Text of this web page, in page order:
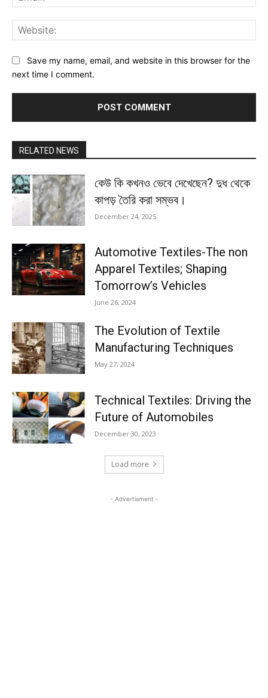
Save my name, email, and website in this browser for the
next time I comment.
RELATED NEWS
কেউ কি কখনও ভেবে দেখেছেন? দুধ থেকে
কাপড় তৈরি করা সম্ভব।
December 24, 2025
Automotive Textiles-The non
Apparel Textiles; Shaping
Tomorrow’s Vehicles
June 26, 2024
The Evolution of Textile
Manufacturing Techniques
May 27, 2024
Technical Textiles: Driving the
Future of Automobiles
December 30, 2023
Load more
- Advertisment -